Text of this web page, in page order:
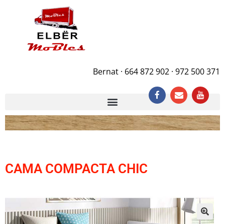
Bernat · 664 872 902 · 972 500 371
CAMA COMPACTA CHIC